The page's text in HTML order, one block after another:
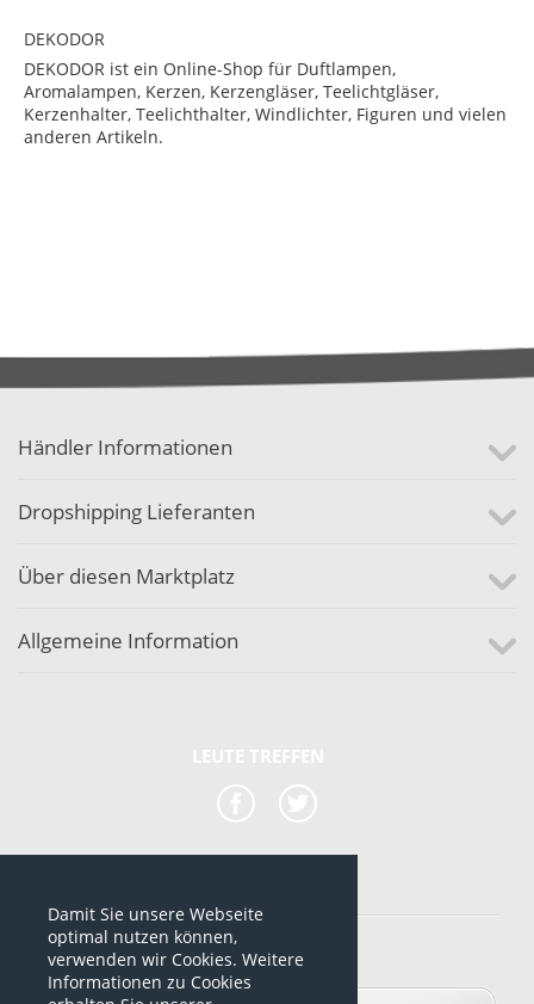
DEKODOR
DEKODOR ist ein Online-Shop für Duftlampen,
Aromalampen, Kerzen, Kerzengläser, Teelichtgläser,
Kerzenhalter, Teelichthalter, Windlichter, Figuren und vielen
anderen Artikeln.
Händler Informationen
Dropshipping Lieferanten
Über diesen Marktplatz
Allgemeine Information
*alle Preise sind netto Preise
© 2012-2026 www.dropshipping-marktplatz.de
Damit Sie unsere Webseite
optimal nutzen können,
verwenden wir Cookies. Weitere
Informationen zu Cookies